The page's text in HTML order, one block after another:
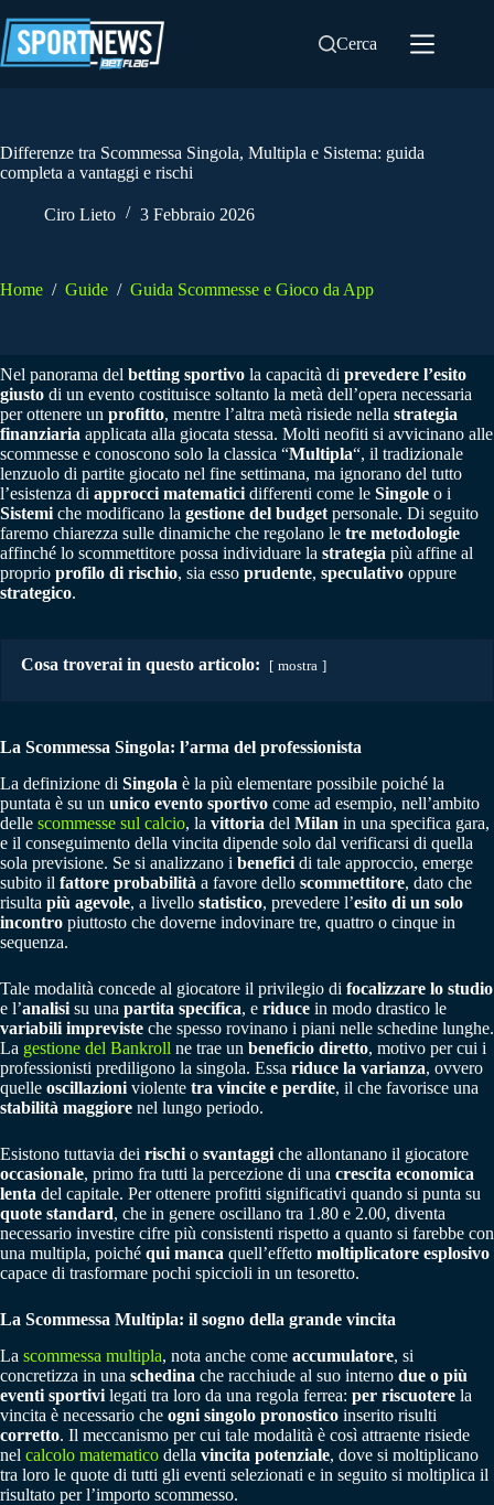
al
contenuto
Cerca
Differenze tra Scommessa Singola, Multipla e Sistema: guida
completa a vantaggi e rischi
Ciro Lieto 3 Febbraio 2026
Home / Guide / Guida Scommesse e Gioco da App
Nel panorama del betting sportivo la capacità di prevedere l’esito
giusto di un evento costituisce soltanto la metà dell’opera necessaria
per ottenere un profitto, mentre l’altra metà risiede nella strategia
finanziaria applicata alla giocata stessa. Molti neofiti si avvicinano alle
scommesse e conoscono solo la classica “Multipla“, il tradizionale
lenzuolo di partite giocato nel fine settimana, ma ignorano del tutto
l’esistenza di approcci matematici differenti come le Singole o i
Sistemi che modificano la gestione del budget personale. Di seguito
faremo chiarezza sulle dinamiche che regolano le tre metodologie
affinché lo scommettitore possa individuare la strategia più affine al
proprio profilo di rischio, sia esso prudente, speculativo oppure
strategico.
Cosa troverai in questo articolo: mostra
La Scommessa Singola: l’arma del professionista
La definizione di Singola è la più elementare possibile poiché la
puntata è su un unico evento sportivo come ad esempio, nell’ambito
delle scommesse sul calcio, la vittoria del Milan in una specifica gara,
e il conseguimento della vincita dipende solo dal verificarsi di quella
sola previsione. Se si analizzano i benefici di tale approccio, emerge
subito il fattore probabilità a favore dello scommettitore, dato che
risulta più agevole, a livello statistico, prevedere l’esito di un solo
incontro piuttosto che doverne indovinare tre, quattro o cinque in
sequenza.
Tale modalità concede al giocatore il privilegio di focalizzare lo studio
e l’analisi su una partita specifica, e riduce in modo drastico le
variabili impreviste che spesso rovinano i piani nelle schedine lunghe.
La gestione del Bankroll ne trae un beneficio diretto, motivo per cui i
professionisti prediligono la singola. Essa riduce la varianza, ovvero
quelle oscillazioni violente tra vincite e perdite, il che favorisce una
stabilità maggiore nel lungo periodo.
Esistono tuttavia dei rischi o svantaggi che allontanano il giocatore
occasionale, primo fra tutti la percezione di una crescita economica
lenta del capitale. Per ottenere profitti significativi quando si punta su
quote standard, che in genere oscillano tra 1.80 e 2.00, diventa
necessario investire cifre più consistenti rispetto a quanto si farebbe con
una multipla, poiché qui manca quell’effetto moltiplicatore esplosivo
capace di trasformare pochi spiccioli in un tesoretto.
La Scommessa Multipla: il sogno della grande vincita
La scommessa multipla, nota anche come accumulatore, si
concretizza in una schedina che racchiude al suo interno due o più
eventi sportivi legati tra loro da una regola ferrea: per riscuotere la
vincita è necessario che ogni singolo pronostico inserito risulti
corretto. Il meccanismo per cui tale modalità è così attraente risiede
nel calcolo matematico della vincita potenziale, dove si moltiplicano
tra loro le quote di tutti gli eventi selezionati e in seguito si moltiplica il
risultato per l’importo scommesso.